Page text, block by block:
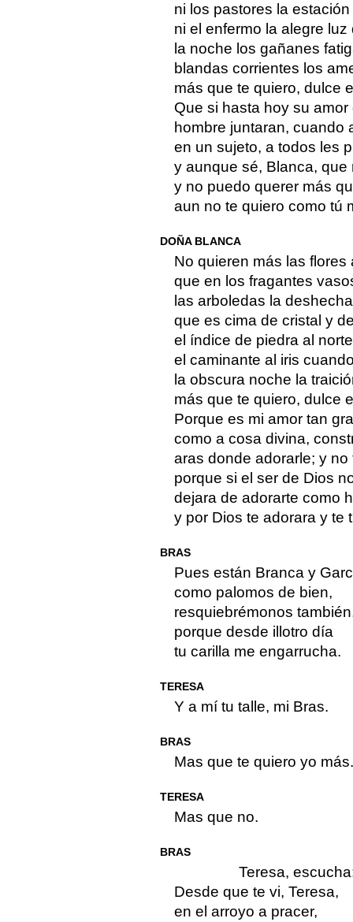
ni los pastores la
ni el enfermo la alegre luz
la noche los gañanes
blandas corrientes los
más que te quiero, dulce
Que si hasta hoy su
hombre juntaran, cuando
en un sujeto, a todos les
y aunque sé, Blanca, que
y no puedo querer más
aun no te quiero como tú
DOÑA BLANCA
No quieren más las flores
que en los fragantes
las arboledas la
que es cima de cristal y
el índice de piedra al
el caminante al iris
la obscura noche la
más que te quiero, dulce
Porque es mi amor tan
como a cosa divina,
aras donde adorarle; y no
porque si el ser de Dios
dejara de adorarte como
y por Dios te adorara y te
BRAS
Pues están Branca y
como palomos de bien,
resquiebrémonos
porque desde illotro día
tu carilla me engarrucha.
TERESA
Y a mí tu talle, mi Bras.
BRAS
Mas que te quiero yo más.
TERESA
Mas que no.
BRAS
Teresa,
Desde que te vi, Teresa,
en el arroyo a pracer,